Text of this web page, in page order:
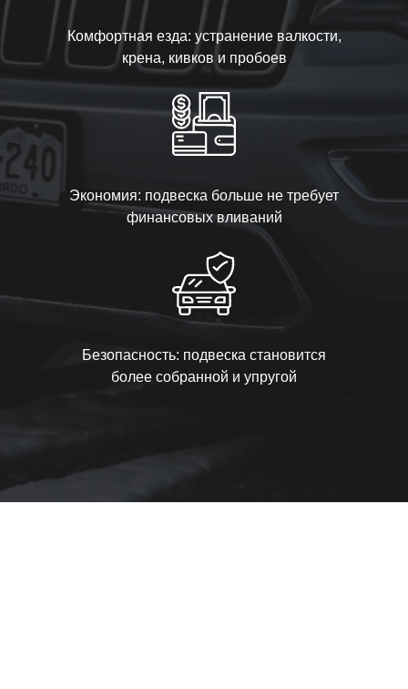
Комфортная езда: устранение валкости,
крена, кивков и пробоев
Экономия: подвеска больше не требует
финансовых вливаний
Безопасность: подвеска становится
более собранной и упругой